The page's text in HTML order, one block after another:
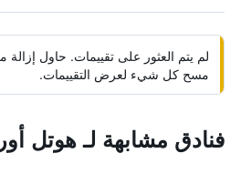
لم يتم العثور على تقييمات. حاول إزالة
مسح كل شيء لعرض التقييمات.
فنادق مشابهة لـ هوتل